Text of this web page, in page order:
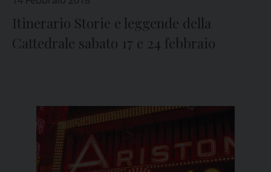
Itinerario Storie e leggende della
Cattedrale sabato 17 e 24 febbraio